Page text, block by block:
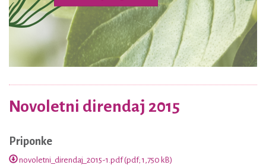
Novoletni direndaj 2015
Priponke
novoletni_direndaj_2015-1.pdf (pdf; 1,750 kB)